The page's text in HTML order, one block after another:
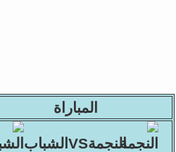
المباراة
النجمةVSالشباب